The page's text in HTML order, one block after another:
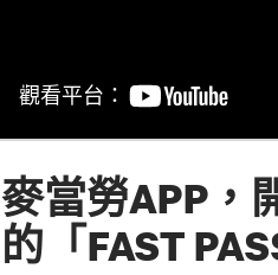
麥當勞APP，
的「FAST